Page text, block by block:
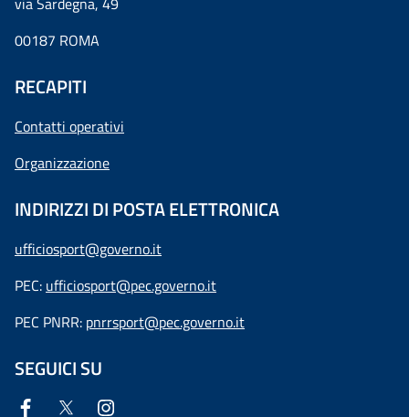
00187 ROMA
RECAPITI
Contatti operativi
Organizzazione
INDIRIZZI DI POSTA ELETTRONICA
ufficiosport@governo.it
PEC: ufficiosport@pec.governo.it
PEC PNRR: pnrrsport@pec.governo.it
SEGUICI SU